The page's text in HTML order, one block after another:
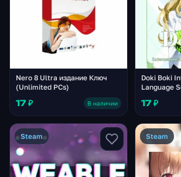
Nero 8 Ultra издание Ключ
(Unlimited PCs)
17 ₽ В наличии
Doki Boki
Language
17 ₽
Steam Steam